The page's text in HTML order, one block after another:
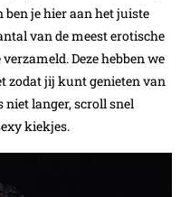
ben je hier aan het juiste
van de meest erotische
Deze hebben we
zodat jij kunt genieten van
langer, scroll snel
kiekjes.